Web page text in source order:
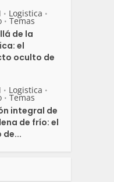
• Logistica •
• Temas
de la
el
oculto de
• Logistica •
• Temas
integral de
de frío: el
de...